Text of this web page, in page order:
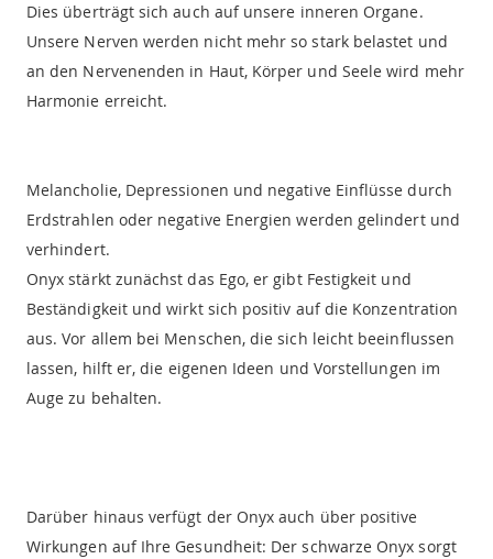
Dies überträgt sich auch auf unsere inneren Organe.
Unsere Nerven werden nicht mehr so stark belastet und
an den Nervenenden in Haut, Körper und Seele wird mehr
Harmonie erreicht.
Melancholie, Depressionen und negative Einflüsse durch
Erdstrahlen oder negative Energien werden gelindert und
verhindert.
Onyx stärkt zunächst das Ego, er gibt Festigkeit und
Beständigkeit und wirkt sich positiv auf die Konzentration
aus. Vor allem bei Menschen, die sich leicht beeinflussen
lassen, hilft er, die eigenen Ideen und Vorstellungen im
Auge zu behalten.
Darüber hinaus verfügt der Onyx auch über positive
Wirkungen auf Ihre Gesundheit: Der schwarze Onyx sorgt